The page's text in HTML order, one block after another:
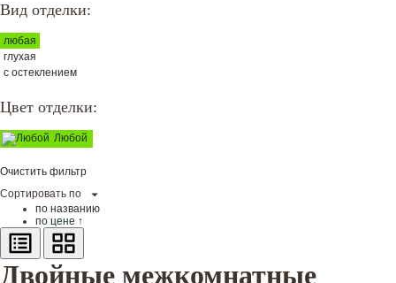
Вид отделки:
любая
глухая
с остеклением
Цвет отделки:
Любой
Очистить фильтр
Сортировать по
по названию
по цене ↑
Двойные межкомнатные